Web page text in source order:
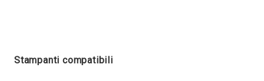
Stampanti compatibili